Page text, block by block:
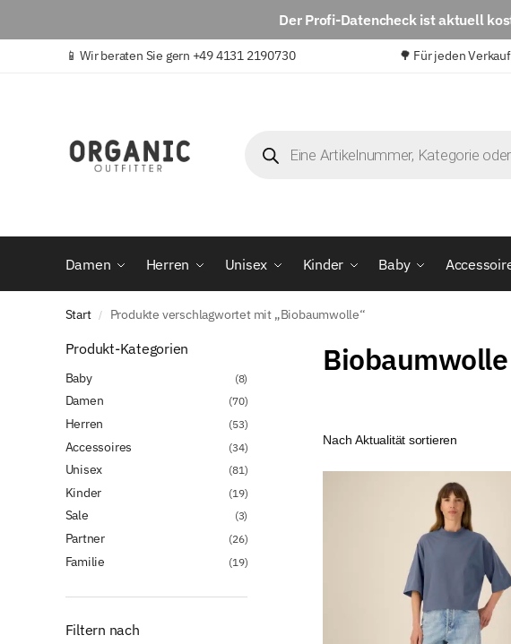
Der Profi-Datencheckist aktuell
📱Wir beraten Sie gern +49 4131 2190730 🌳 Für jeden
Damen Herren Unisex Kinder Baby
Start / Produkte verschlagwortet mit „Biobaumwolle“
Biobaumwolle
Produkt-Kategorien
Baby (8)
Damen (70)
Herren (53)
Accessoires (34)
Unisex (81)
Kinder (19)
Sale (3)
Partner (26)
Familie (19)
Filtern nach